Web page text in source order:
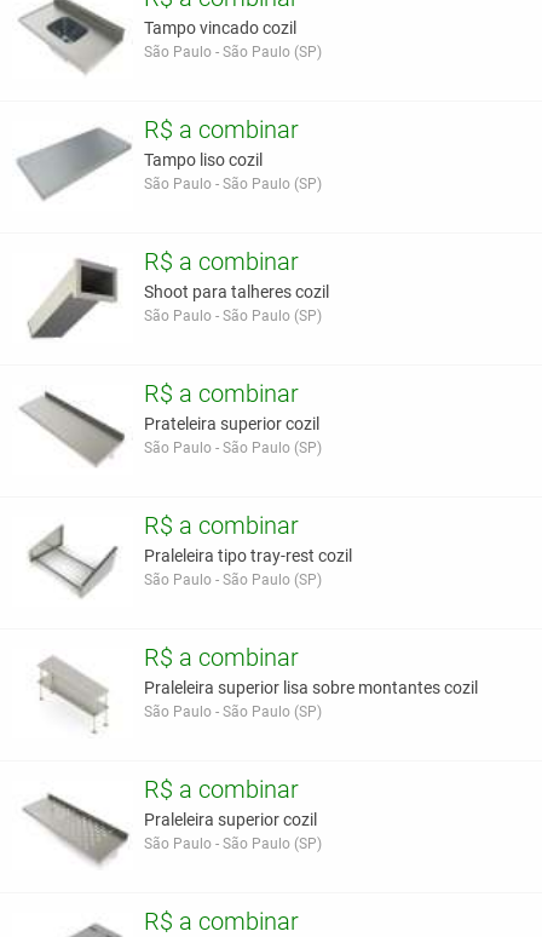
Tampo vincado cozil
São Paulo - São Paulo (SP)
R$ a combinar
Tampo liso cozil
São Paulo - São Paulo (SP)
R$ a combinar
Shoot para talheres cozil
São Paulo - São Paulo (SP)
R$ a combinar
Prateleira superior cozil
São Paulo - São Paulo (SP)
R$ a combinar
Praleleira tipo tray-rest cozil
São Paulo - São Paulo (SP)
R$ a combinar
Praleleira superior lisa sobre montantes cozil
São Paulo - São Paulo (SP)
R$ a combinar
Praleleira superior cozil
São Paulo - São Paulo (SP)
R$ a combinar